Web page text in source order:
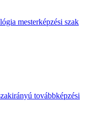
mesterképzési szak
továbbképzési